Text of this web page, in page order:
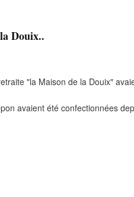
Douix..
"la Maison de la Douix"
avaient été confectionnées